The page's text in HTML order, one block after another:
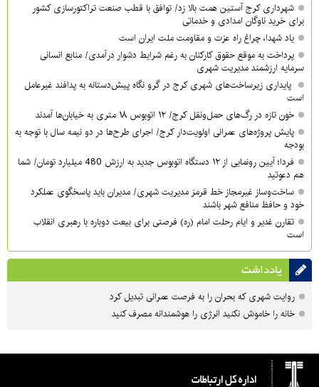
شهرداری کرج آستین همت بالا زد/ توافق با قطب صنعت تراکتورسازی کشور
برای خرید ناوگان امدادی و خدماتی
یاد شهدا، چراغ راه عزت و مقاومت ملت ایران است
پرداخت به موقع حقوق کارکنان به رغم شرایط دشوار درآمدی/ منابع انسانی
سرمایه ارزشمند مدیریت شهری
پایداری زیرساخت‌های شهری کرج در گرو نگاه پیش‌دستانه به پدافند غیرعامل
است
خون تازه در رگ‌های حمل‌ونقل کرج/ ۱۲ اتوبوس ۱۸ متری به خیابان‌ها آمدند
پایش پروژه‌های عمرانی اولویت‌دار کرج/ اجرای طرح‌ها در دو نیمه سال با توجه به
بودجه
فردا؛ آیین رونمایی از ۱۲ دستگاه اتوبوس جدید به ارزش 480 میلیارد تومان/ شما
هم دعوتید
ساخت‌وساز غیرمجاز خط قرمز مدیریت شهری‌/ مدیران باید پاسخگوی عملکرد
خود و حافظ منافع شهر باشند
تقارن غدیر و ایام رحلت امام (ره) فرصتی برای بیعت دوباره با رهبری انقلاب
است
یادداشت
روایت شهری که بحران را به فرصت عمرانی تبدیل کرد
خانه را خاموش نکنید انرژی را هوشمندانه مصرف کنید